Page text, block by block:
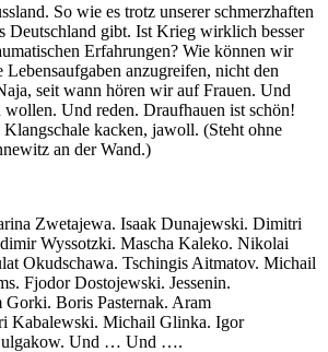
So wie es trotz unserer schmerzhaften
Deutschland gibt. Ist Krieg wirklich besser
Erfahrungen? Wie können wir
anzugreifen, nicht den
seit wann hören wir auf Frauen. Und
wollen. Und reden. Draufhauen ist schön!
kacken, jawoll. (Steht ohne
an der Wand.)
Zwetajewa. Isaak Dunajewski. Dimitri
Wyssotzki. Mascha Kaleko. Nikolai
Okudschawa. Tschingis Aitmatov. Michail
Fjodor Dostojewski. Jessenin.
Boris Pasternak. Aram
Kabalewski. Michail Glinka. Igor
Und … Und ….